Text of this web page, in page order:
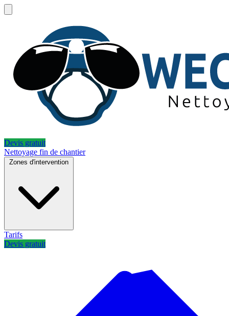
Devis gratuit
Nettoyage fin de chantier
Zones d'intervention
Tarifs
Devis gratuit